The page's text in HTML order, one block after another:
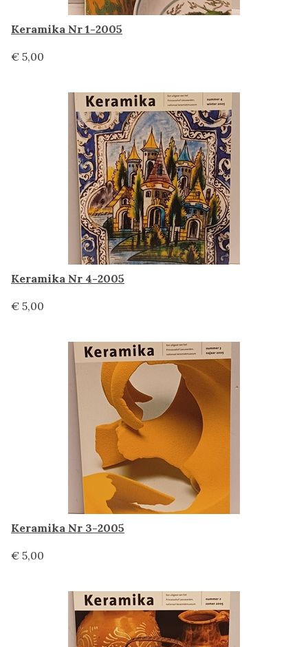
Keramika Nr 1-2005
€ 5,00
Keramika Nr 4-2005
€ 5,00
Keramika Nr 3-2005
€ 5,00